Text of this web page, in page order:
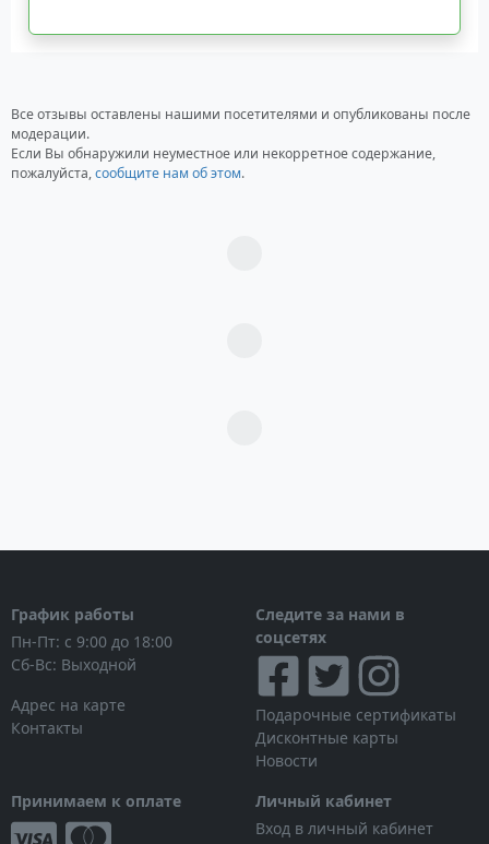
Все отзывы оставлены нашими посетителями и опубликованы после
модерации.
Если Вы обнаружили неуместное или некорретное содержание,
пожалуйста,сообщите нам об этом.
График работы
Пн-Пт: с 9:00 до 18:00
Сб-Вс: Выходной
Адрес на карте
Контакты
Следите за нами в
соцсетях
Подарочные сертификаты
Дисконтные карты
Новости
Принимаем к оплате
Личный кабинет
Вход в личный кабинет